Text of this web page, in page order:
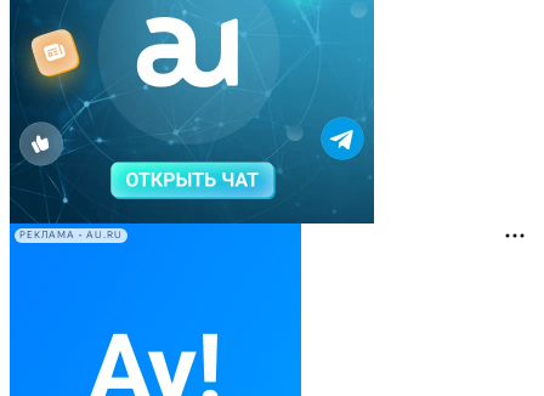
РЕКЛАМА • AU.RU